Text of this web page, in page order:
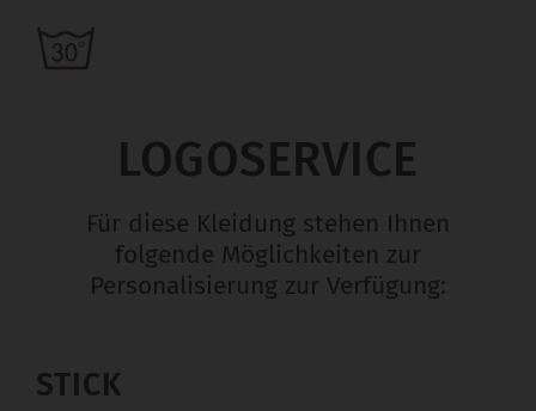
LOGOSERVICE
Für diese Kleidung stehen Ihnen
folgende Möglichkeiten zur
Personalisierung zur Verfügung:
STICK